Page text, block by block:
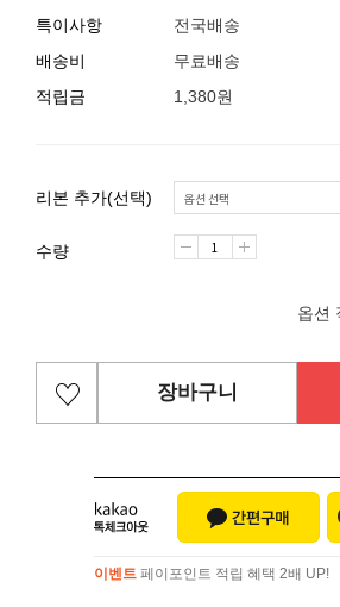
특이사항
전국배송
배송비
무료배송
적립금
1,380원
리본 추가(선택)
수량
옵션
장바구니
이벤트 페이포인트 적립 혜택 2배 UP!